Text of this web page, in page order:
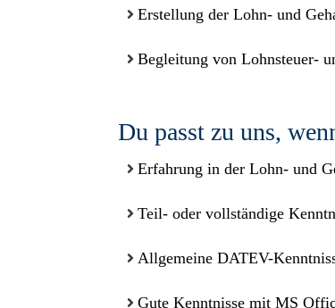
Erstellung der Lohn- und
Begleitung von Lohnsteuer-
Du passt zu uns,
Erfahrung in der Lohn- und
Teil- oder vollständige
Allgemeine DATEV-
Gute Kenntnisse mit MS